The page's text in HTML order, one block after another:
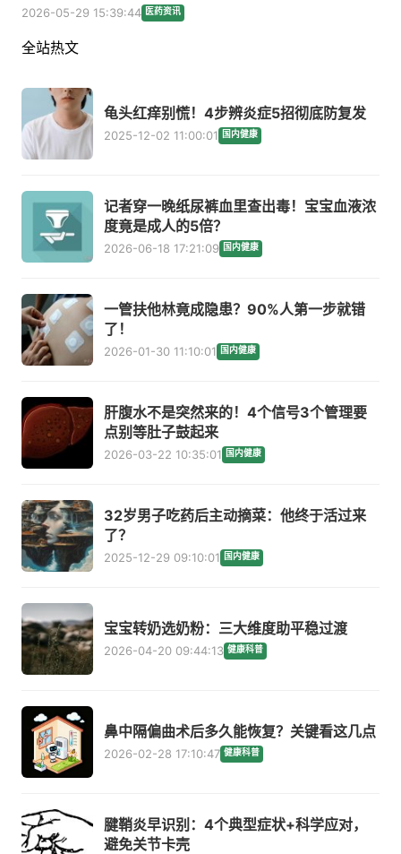
2026-05-29 15:39:44 医药资讯
全站热文
龟头红痒别慌！4步辨炎症5招彻底防复发
2025-12-02 11:00:01 国内健康
记者穿一晚纸尿裤血里查出毒！宝宝血液浓
度竟是成人的5倍？
2026-06-18 17:21:09 国内健康
一管扶他林竟成隐患？90%人第一步就错
了！
2026-01-30 11:10:01 国内健康
肝腹水不是突然来的！4个信号3个管理要
点别等肚子鼓起来
2026-03-22 10:35:01 国内健康
32岁男子吃药后主动摘菜：他终于活过来
了？
2025-12-29 09:10:01 国内健康
宝宝转奶选奶粉：三大维度助平稳过渡
2026-04-20 09:44:13 健康科普
鼻中隔偏曲术后多久能恢复？关键看这几点
2026-02-28 17:10:47 健康科普
腱鞘炎早识别：4个典型症状+科学应对，
避免关节卡壳